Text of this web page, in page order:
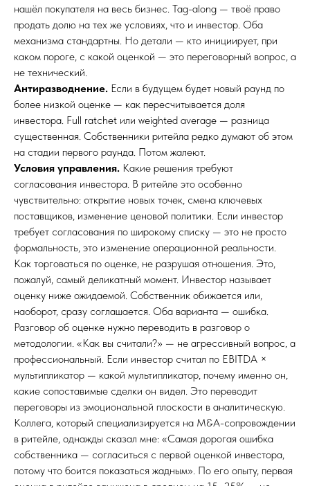
нашёл покупателя на весь бизнес. Tag-along — твоё право
продать долю на тех же условиях, что и инвестор. Оба
механизма стандартны. Но детали — кто инициирует, при
каком пороге, с какой оценкой — это переговорный вопрос, а
не технический.
Антиразводнение. Если в будущем будет новый раунд по
более низкой оценке — как пересчитывается доля
инвестора. Full ratchet или weighted average — разница
существенная. Собственники ритейла редко думают об этом
на стадии первого раунда. Потом жалеют.
Условия управления. Какие решения требуют
согласования инвестора. В ритейле это особенно
чувствительно: открытие новых точек, смена ключевых
поставщиков, изменение ценовой политики. Если инвестор
требует согласования по широкому списку — это не просто
формальность, это изменение операционной реальности.
Как торговаться по оценке, не разрушая отношения. Это,
пожалуй, самый деликатный момент. Инвестор называет
оценку ниже ожидаемой. Собственник обижается или,
наоборот, сразу соглашается. Оба варианта — ошибка.
Разговор об оценке нужно переводить в разговор о
методологии. «Как вы считали?» — не агрессивный вопрос, а
профессиональный. Если инвестор считал по EBITDA ×
мультипликатор — какой мультипликатор, почему именно он,
какие сопоставимые сделки он видел. Это переводит
переговоры из эмоциональной плоскости в аналитическую.
Коллега, который специализируется на M&A-сопровождении
в ритейле, однажды сказал мне: «Самая дорогая ошибка
собственника — согласиться с первой оценкой инвестора,
потому что боится показаться жадным». По его опыту, первая